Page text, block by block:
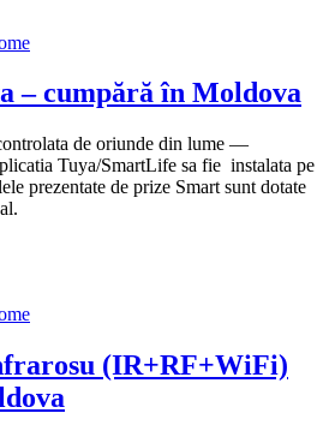
– cumpără în Moldova
de oriunde din lume —
Tuya/SmartLife sa fie instalata pe
prezentate de prize Smart sunt dotate
(IR+RF+WiFi)